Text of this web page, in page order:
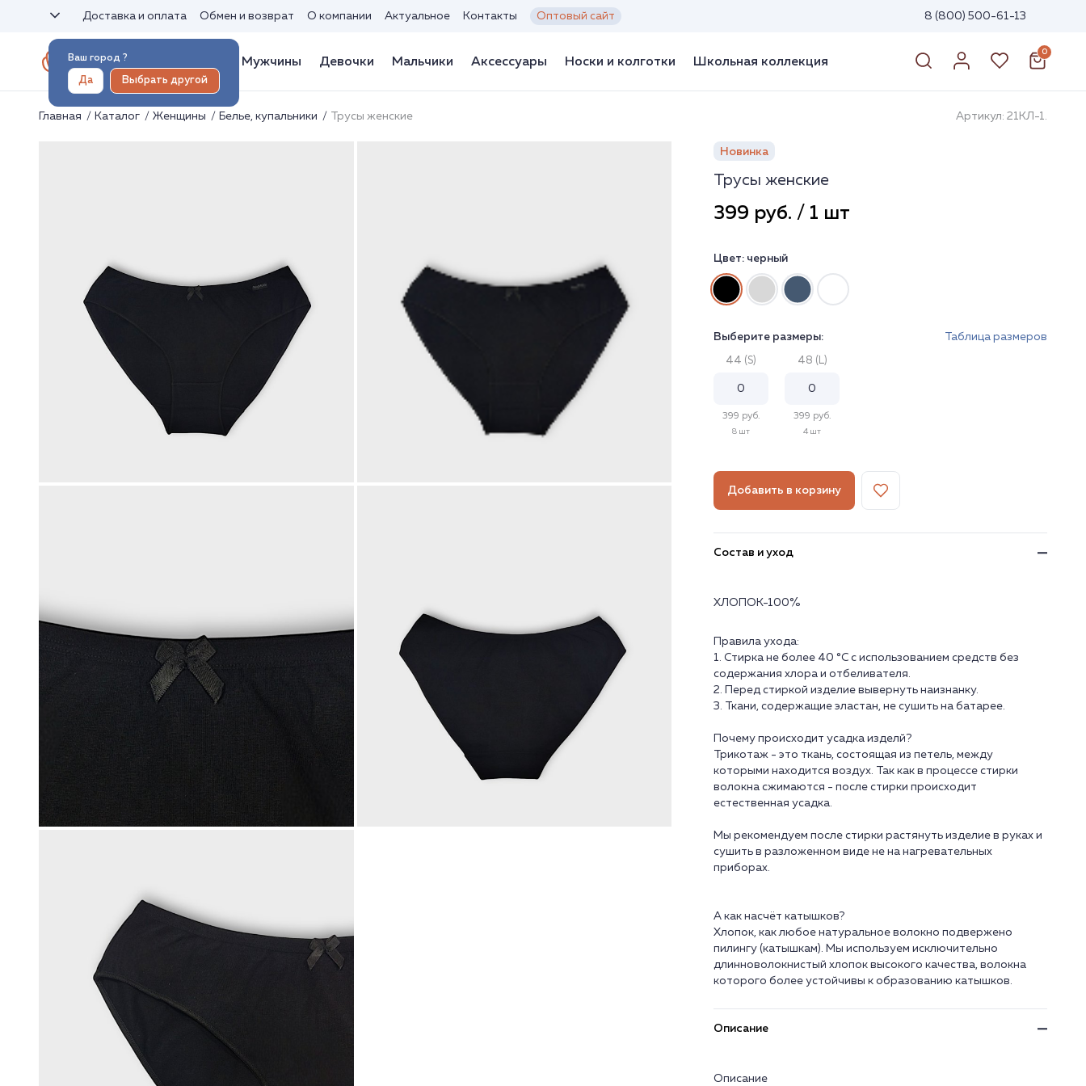
Ваш город ?
Да Выбрать другой
Доставка и оплата Обмен и возврат О компании Актуальное Контакты Оптовый сайт 8 (800) 500-61-13
Мужчины Девочки Мальчики Аксессуары Носки и колготки Школьная коллекция
0
Главная Каталог Женщины Белье, купальники Трусы женские Артикул: 21КЛ-1.
Новинка
Трусы женские
399 руб. / 1 шт
Цвет: черный
Выберите размеры: Таблица размеров
44 (S)
399 руб.
8 шт
48 (L)
399 руб.
4 шт
Добавить в корзину
Состав и уход
ХЛОПОК-100%
Правила ухода:
1. Стирка не более 40 °C с использованием средств без
содержания хлора и отбеливателя.
2. Перед стиркой изделие вывернуть наизнанку.
3. Ткани, содержащие эластан, не сушить на батарее.
Почему происходит усадка изделй?
Трикотаж - это ткань, состоящая из петель, между
которыми находится воздух. Так как в процессе стирки
волокна сжимаются - после стирки происходит
естественная усадка.
Мы рекомендуем после стирки растянуть изделие в руках и
сушить в разложенном виде не на нагревательных
приборах.
А как насчёт катышков?
Хлопок, как любое натуральное волокно подвержено
пилингу (катышкам). Мы используем исключительно
длинноволокнистый хлопок высокого качества, волокна
Описание
Описание